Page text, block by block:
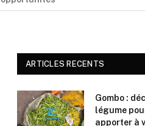
ARTICLES RECENTS
Gombo :
légume
apporter à